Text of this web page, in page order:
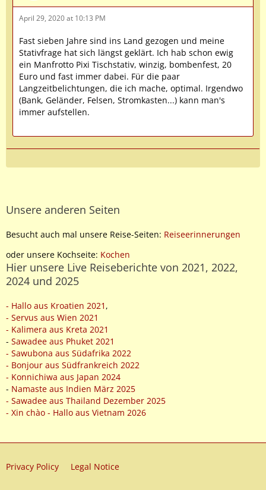
April 29, 2020 at 10:13 PM
Fast sieben Jahre sind ins Land gezogen und meine
Stativfrage hat sich längst geklärt. Ich hab schon ewig
ein Manfrotto Pixi Tischstativ, winzig, bombenfest, 20
Euro und fast immer dabei. Für die paar
Langzeitbelichtungen, die ich mache, optimal. Irgendwo
(Bank, Geländer, Felsen, Stromkasten...) kann man's
immer aufstellen.
Unsere anderen Seiten
Besucht auch mal unsere Reise-Seiten: Reiseerinnerungen
oder unsere Kochseite: Kochen
Hier unsere Live Reiseberichte von 2021, 2022,
2024 und 2025
- Hallo aus Kroatien 2021 ,
- Servus aus Wien 2021
- Kalimera aus Kreta 2021
- Sawadee aus Phuket 2021
- Sawubona aus Südafrika 2022
- Bonjour aus Südfrankreich 2022
- Konnichiwa aus Japan 2024
- Namaste aus Indien März 2025
- Sawadee aus Thailand Dezember 2025
- Xin chào - Hallo aus Vietnam 2026
Privacy Policy Legal Notice